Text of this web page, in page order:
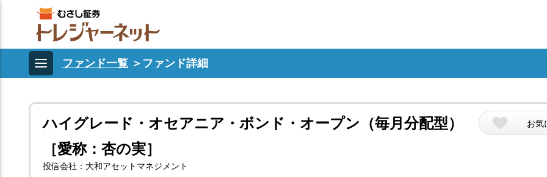
ファンド一覧 ＞ ファンド詳細
ハイグレード・オセアニア・ボンド・オープン（毎月分配型）
［愛称：杏の実］
お気
投信会社：大和アセットマネジメント